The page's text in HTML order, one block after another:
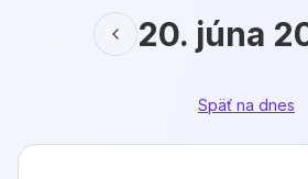
20. júna
Späť na dnes